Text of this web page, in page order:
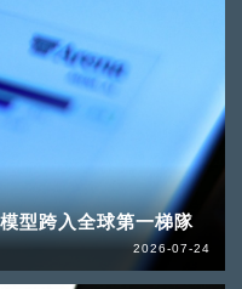
型跨入全球第一梯隊
2026-07-24